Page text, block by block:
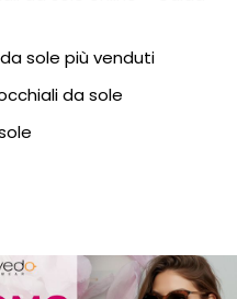
sole più venduti
da sole